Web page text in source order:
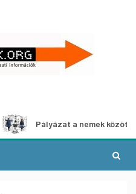
Pályázat a nemek közötti